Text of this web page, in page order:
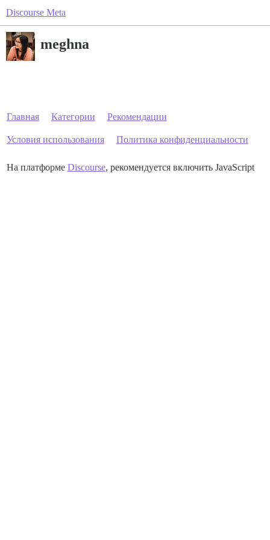
Discourse Meta
meghna
Главная Категории Рекомендации
Условия использования Политика конфиденциальности
На платформе Discourse, рекомендуется включить JavaScript